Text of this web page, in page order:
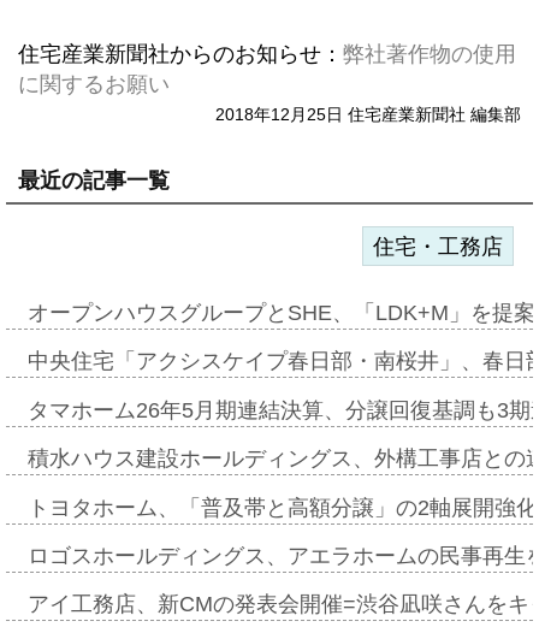
住宅産業新聞社からのお知らせ： 弊社著作物の使用
に関するお願い
2018年12月25日 住宅産業新聞社 編集部
最近の記事一覧
住宅・工務店
オープンハウスグループとSHE、「LDK+M」を提
中央住宅「アクシスケイプ春日部・南桜井」、春
タマホーム26年5月期連結決算、分譲回復基調も3
積水ハウス建設ホールディングス、外構工事店と
トヨタホーム、「普及帯と高額分譲」の2軸展開強
ロゴスホールディングス、アエラホームの民事再
アイ工務店、新CMの発表会開催=渋谷凪咲さんを